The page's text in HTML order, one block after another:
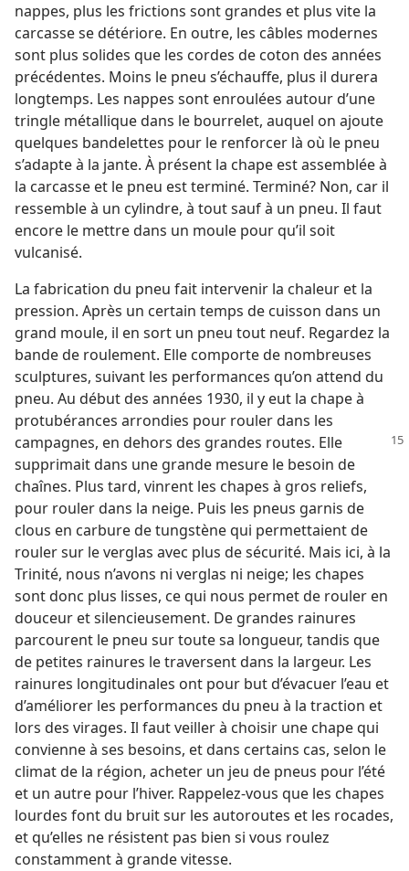
nappes, plus les frictions sont grandes et plus vite la
carcasse se détériore. En outre, les câbles modernes
sont plus solides que les cordes de coton des années
précédentes. Moins le pneu s’échauffe, plus il durera
longtemps. Les nappes sont enroulées autour d’une
tringle métallique dans le bourrelet, auquel on ajoute
quelques bandelettes pour le renforcer là où le pneu
s’adapte à la jante. À présent la chape est assemblée à
la carcasse et le pneu est terminé. Terminé? Non, car il
ressemble à un cylindre, à tout sauf à un pneu. Il faut
encore le mettre dans un moule pour qu’il soit
vulcanisé.
La fabrication du pneu fait intervenir la chaleur et la
pression. Après un certain temps de cuisson dans un
grand moule, il en sort un pneu tout neuf. Regardez la
bande de roulement. Elle comporte de nombreuses
sculptures, suivant les performances qu’on attend du
pneu. Au début des années 1930, il y eut la chape à
protubérances arrondies pour rouler dans les
campagnes, en dehors des grandes routes. Elle
supprimait dans une grande mesure le besoin de
chaînes. Plus tard, vinrent les chapes à gros reliefs,
pour rouler dans la neige. Puis les pneus garnis de
clous en carbure de tungstène qui permettaient de
rouler sur le verglas avec plus de sécurité. Mais ici, à la
Trinité, nous n’avons ni verglas ni neige; les chapes
sont donc plus lisses, ce qui nous permet de rouler en
douceur et silencieusement. De grandes rainures
parcourent le pneu sur toute sa longueur, tandis que
de petites rainures le traversent dans la largeur. Les
rainures longitudinales ont pour but d’évacuer l’eau et
d’améliorer les performances du pneu à la traction et
lors des virages. Il faut veiller à choisir une chape qui
convienne à ses besoins, et dans certains cas, selon le
climat de la région, acheter un jeu de pneus pour l’été
et un autre pour l’hiver. Rappelez-​vous que les chapes
lourdes font du bruit sur les autoroutes et les rocades,
et qu’elles ne résistent pas bien si vous roulez
constamment à grande vitesse.